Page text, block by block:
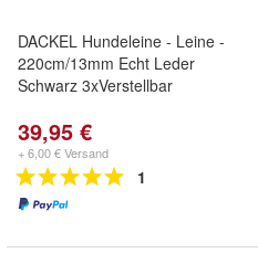
DACKEL Hundeleine - Leine -
220cm/13mm Echt Leder
Schwarz 3xVerstellbar
39,95 €
+ 6,00 € Versand
1